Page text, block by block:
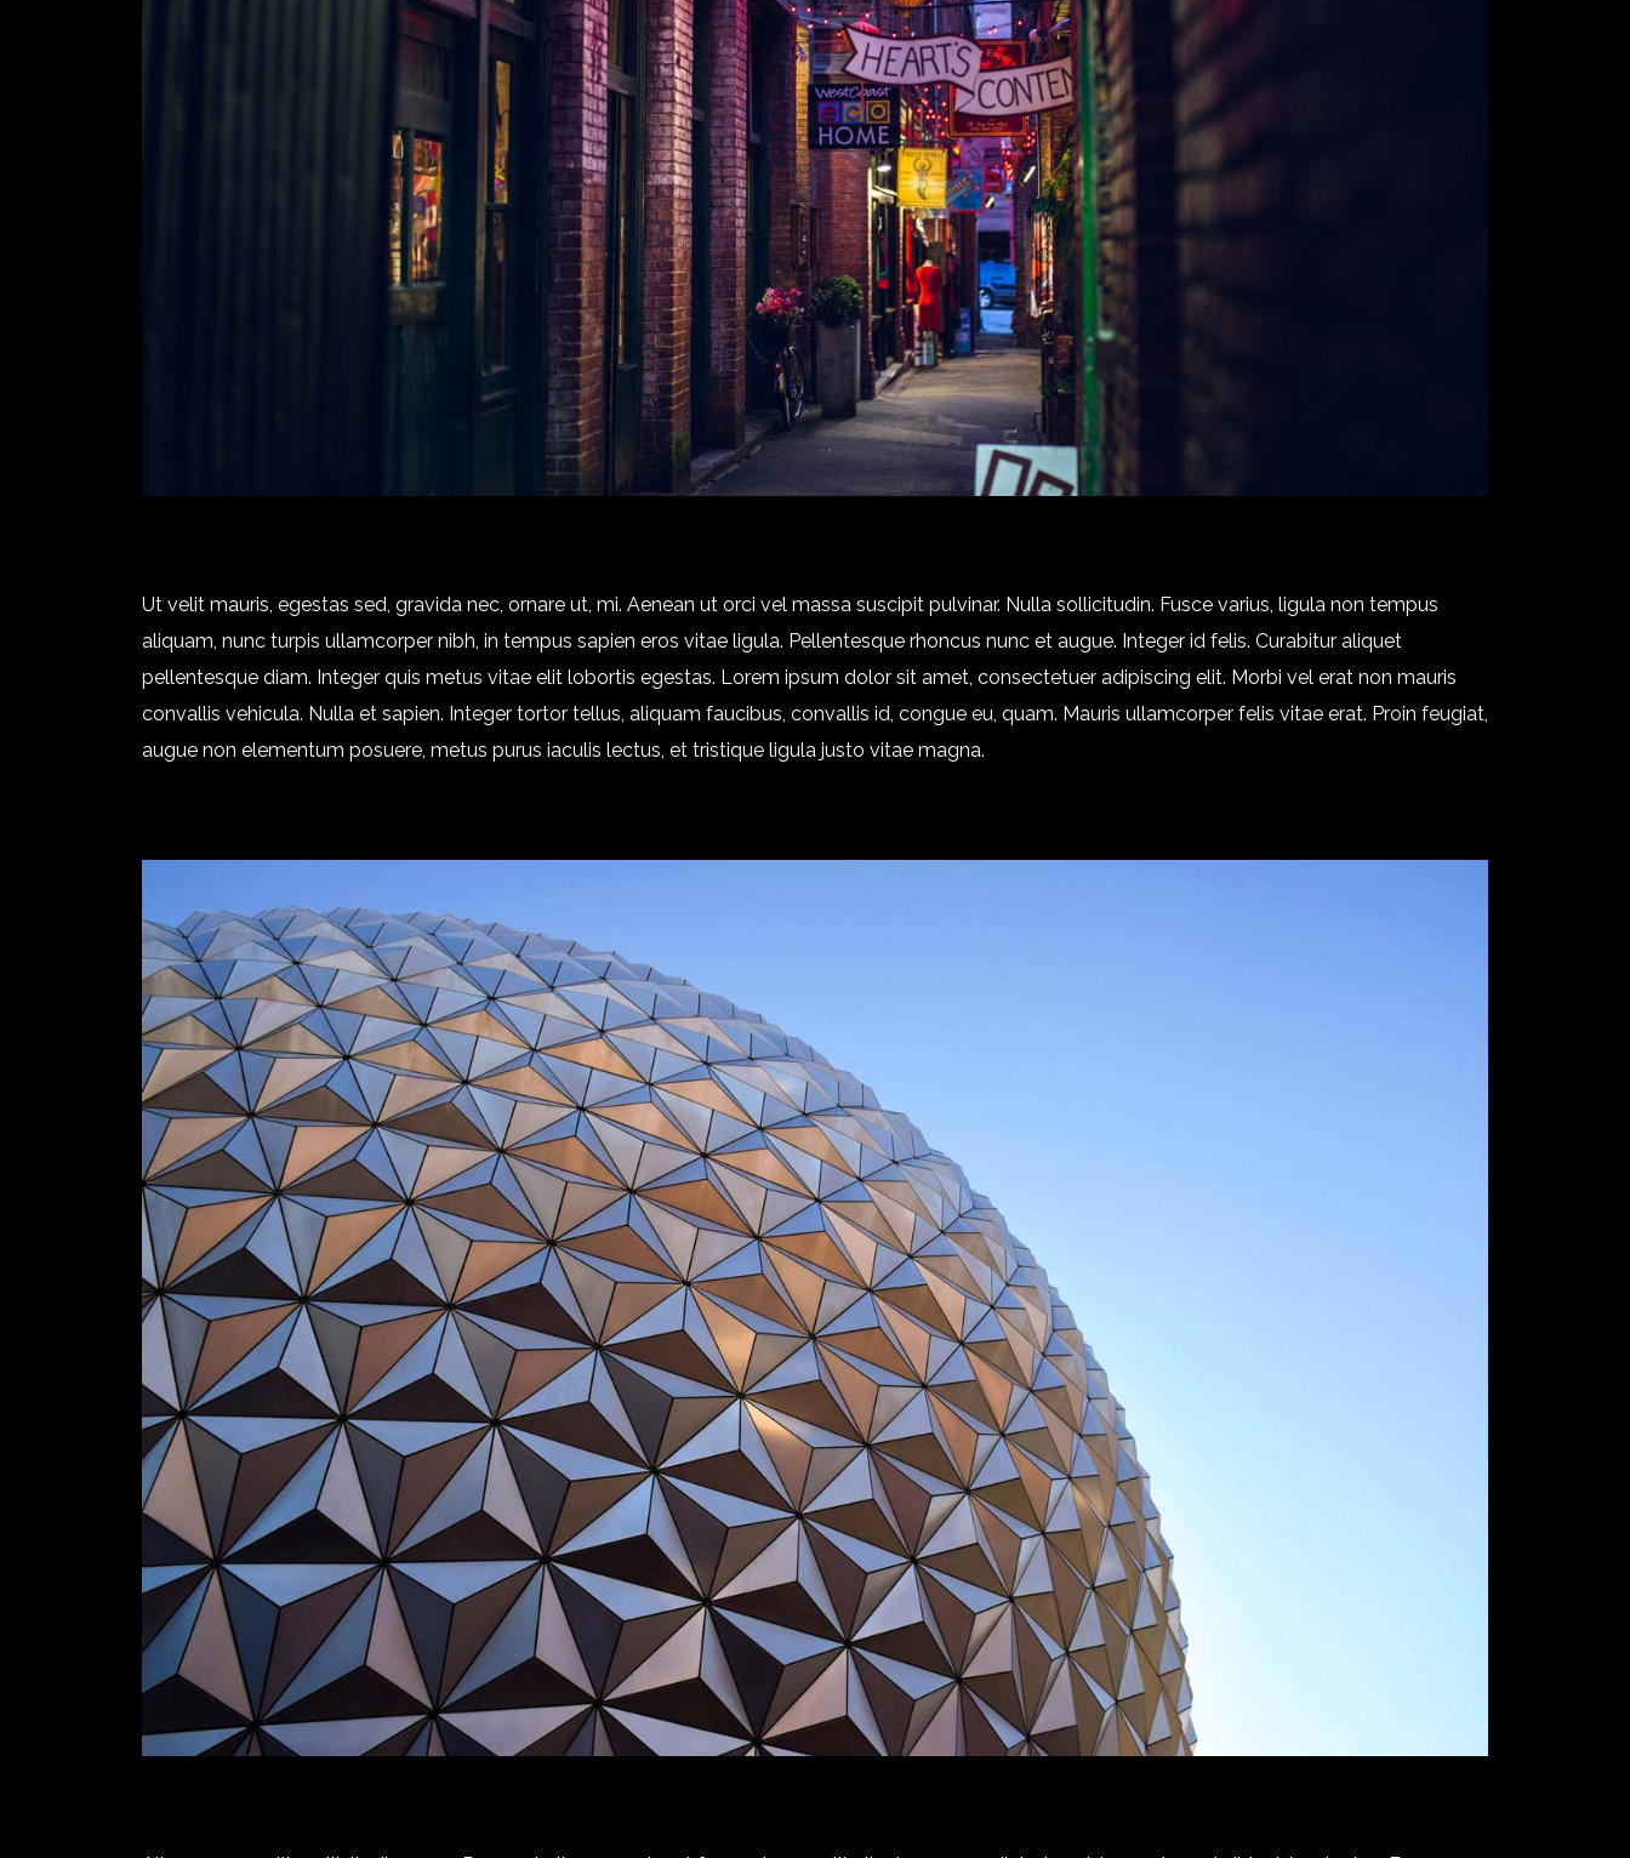
Ut velit mauris, egestas sed, gravida nec, ornare ut, mi. Aenean ut orci vel massa suscipit pulvinar. Nulla sollicitudin. Fusce varius, ligula non tempus
aliquam, nunc turpis ullamcorper nibh, in tempus sapien eros vitae ligula. Pellentesque rhoncus nunc et augue. Integer id felis. Curabitur aliquet
pellentesque diam. Integer quis metus vitae elit lobortis egestas. Lorem ipsum dolor sit amet, consectetuer adipiscing elit. Morbi vel erat non mauris
convallis vehicula. Nulla et sapien. Integer tortor tellus, aliquam faucibus, convallis id, congue eu, quam. Mauris ullamcorper felis vitae erat. Proin feugiat,
augue non elementum posuere, metus purus iaculis lectus, et tristique ligula justo vitae magna.